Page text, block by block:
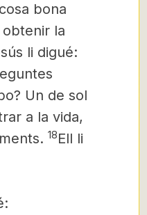
bona
la
li digué:
Un de sol
a la vida,
18Ell li